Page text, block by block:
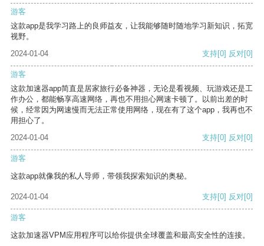
游客
这款app是我学习路上的良师益友，让我能够随时随地学习新知识，拓宽
视野。
2024-01-04
支持[0] 反对[0]
游客
这款加速器app简直是居家旅行必备神器，无论是看视频、玩游戏还是工
作办公，都能畅享高速网络，再也不用担心网速卡顿了。以前出差的时
候，经常因为网速慢而无法正常使用网络，现在有了这个app，我再也不
用担心了。
2024-01-04
支持[0] 反对[0]
游客
这款app就像我的私人导师，带领我探索知识的奥秘。
2024-01-04 支持[0] 反对[0]
游客
这款加速器VPM应用程序可以给你提供全球覆盖和最高安全性的连接。